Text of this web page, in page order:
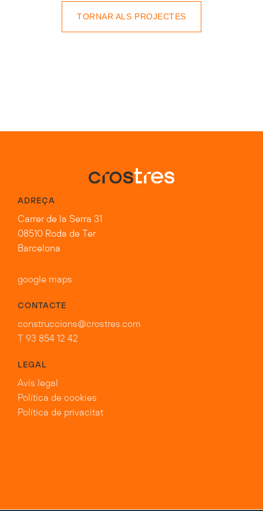
TORNAR ALS PROJECTES
ADREÇA
Carrer de la Serra 31
08510 Roda de Ter
Barcelona
google maps
CONTACTE
construccions@crostres.com
T 93 854 12 42
LEGAL
Avís legal
Política de cookies
Política de privacitat